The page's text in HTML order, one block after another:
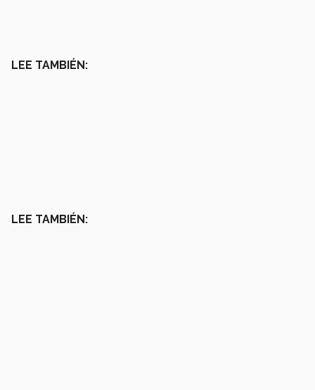
LEE TAMBIÉN:
LEE TAMBIÉN: